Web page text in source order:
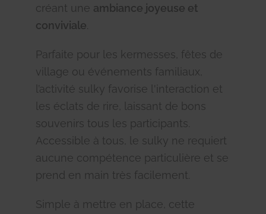
créant une ambiance joyeuse et
conviviale
Parfaite pour les kermesses, fêtes de
village ou événements familiaux,
l’activité sulky favorise l'interaction et
les éclats de rire, laissant de bons
souvenirs tous les participants.
Accessible à tous, le sulky ne requiert
aucune compétence particulière et se
prend en main très facilement.
Simple à mettre en place, cette